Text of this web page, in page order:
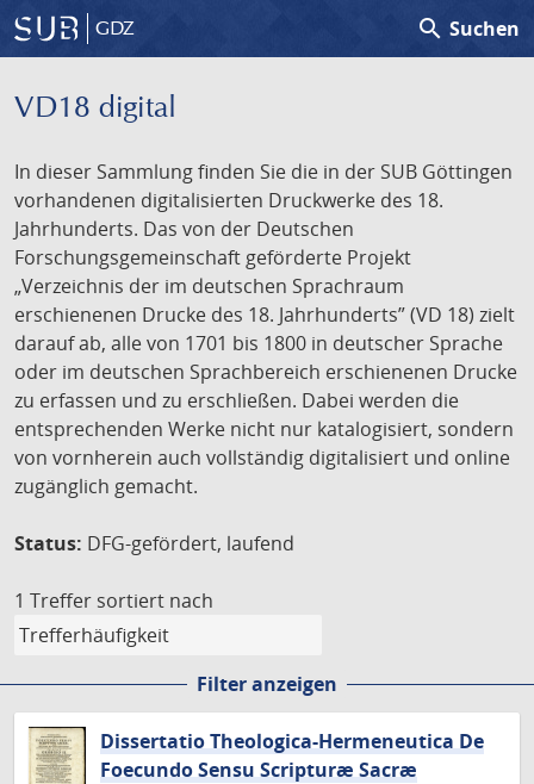
GDZ search Suchen
VD18 digital
In dieser Sammlung finden Sie die in der SUB Göttingen
vorhandenen digitalisierten Druckwerke des 18.
Jahrhunderts. Das von der Deutschen
Forschungsgemeinschaft geförderte Projekt
„Verzeichnis der im deutschen Sprachraum
erschienenen Drucke des 18. Jahrhunderts” (VD 18) zielt
darauf ab, alle von 1701 bis 1800 in deutscher Sprache
oder im deutschen Sprachbereich erschienenen Drucke
zu erfassen und zu erschließen. Dabei werden die
entsprechenden Werke nicht nur katalogisiert, sondern
von vornherein auch vollständig digitalisiert und online
zugänglich gemacht.
Status: DFG-gefördert, laufend
1 Treffer sortiert nach
Filter anzeigen
Dissertatio Theologica-Hermeneutica De
Foecundo Sensu Scripturæ Sacræ